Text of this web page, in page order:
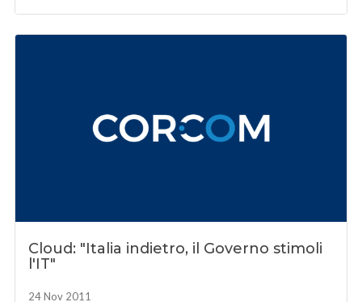
Cloud: "Italia indietro, il Governo stimoli
l'IT"
24 Nov 2011